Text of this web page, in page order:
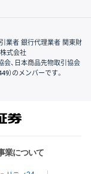
業者 銀行代理業者 関東財
式会社
会、日本商品先物取引協会
）のメンバーです。
業について